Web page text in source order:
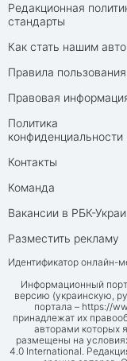
Редакционная
стандарты
Как стать нашим
Правила пользования
Правовая
Политика
конфиденциальности
Контакты
Команда
Вакансии в РБК-
Разместить рекламу
Идентификатор онлайн-
Информационный
версию (украинскую,
портала – https://
принадлежат их
авторами которых
размещены на
4.0 International.